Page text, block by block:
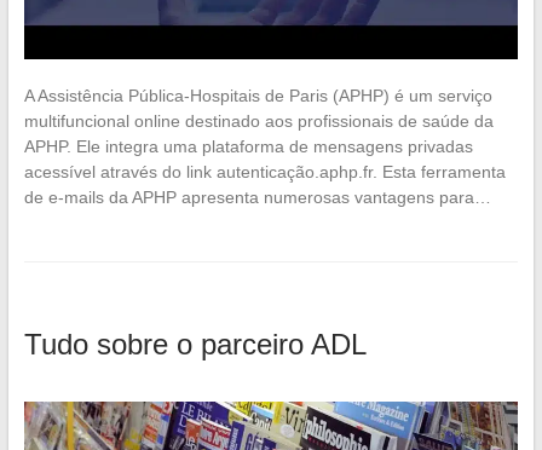
A Assistência Pública-Hospitais de Paris (APHP) é um serviço
multifuncional online destinado aos profissionais de saúde da
APHP. Ele integra uma plataforma de mensagens privadas
acessível através do link autenticação.aphp.fr. Esta ferramenta
de e-mails da APHP apresenta numerosas vantagens para…
Tudo sobre o parceiro ADL